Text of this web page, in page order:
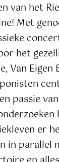
van het
Met
het
Van Eigen
passie
er
in parallel